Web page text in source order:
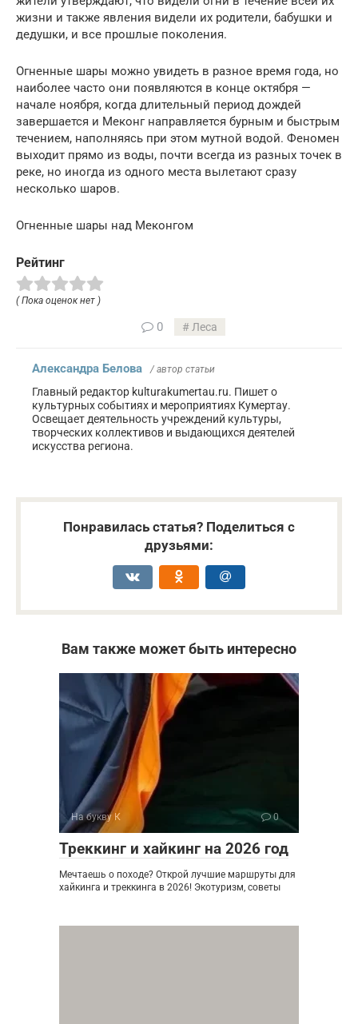
жизни и также явления видели их родители, бабушки и
дедушки, и все прошлые поколения.
Огненные шары можно увидеть в разное время года, но
наиболее часто они появляются в конце октября —
начале ноября, когда длительный период дождей
завершается и Меконг направляется бурным и быстрым
течением, наполняясь при этом мутной водой. Феномен
выходит прямо из воды, почти всегда из разных точек в
реке, но иногда из одного места вылетают сразу
несколько шаров.
Огненные шары над Меконгом
Рейтинг
( Пока оценок нет )
0 Леса
Александра Белова / автор статьи
Главный редактор kulturakumertau.ru. Пишет о
культурных событиях и мероприятиях Кумертау.
Освещает деятельность учреждений культуры,
творческих коллективов и выдающихся деятелей
искусства региона.
Понравилась статья? Поделиться с
друзьями:
Вам также может быть интересно
На букву К 0
Треккинг и хайкинг на 2026 год
Мечтаешь о походе? Открой лучшие маршруты для
хайкинга и треккинга в 2026! Экотуризм, советы